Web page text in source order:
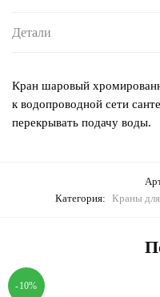
Детали
Кран шаровый
к водопроводной сети
перекрывать подачу воды.
Категория: Краны
-10%